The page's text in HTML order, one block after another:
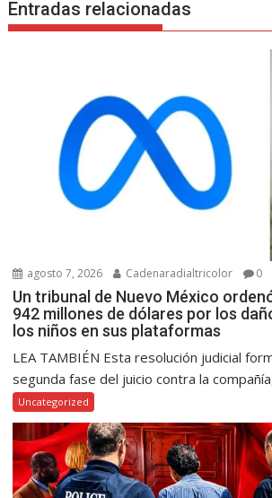
Entradas relacionadas
agosto 7, 2026 Cadenaradialtricolor 0
Un tribunal de Nuevo México
942 millones de dólares por los
los niños en sus plataformas
LEA TAMBIÉN Esta resolución judicial
segunda fase del juicio contra la
Uncategorized